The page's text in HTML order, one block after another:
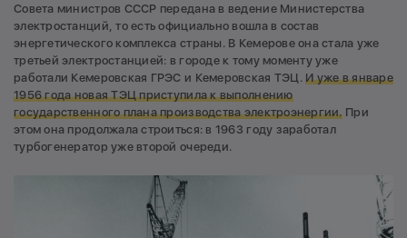
Совета министров СССР передана в ведение Министерства
электростанций, то есть официально вошла в состав
энергетического комплекса страны. В Кемерове она стала уже
третьей электростанцией: в городе к тому моменту уже
работали Кемеровская ГРЭС и Кемеровская ТЭЦ.И уже в январе
1956 года новая ТЭЦ приступила к выполнению
государственного плана производства электроэнергии.При
этом она продолжала строиться: в 1963 году заработал
турбогенератор уже второй очереди.